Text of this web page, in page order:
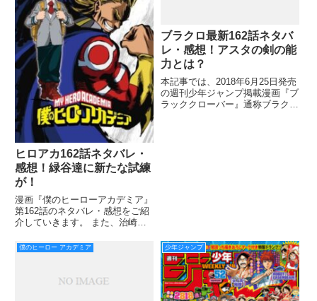
ヒロアカ162話ネタバレ・
感想！緑谷達に新たな試練
が！
漫画『僕のヒーローアカデミア』
第162話のネタバレ・感想をご紹
介していきます。 また、治崎の
簡単にご説明していきます。 前
側がポンポン死んでいきました
ブラクロ最新162話ネタバ
レ・感想！アスタの剣の能
力とは？
本記事では、2018年6月25日発売
の週刊少年ジャンプ掲載漫画『ブ
ラッククローバー』通称ブラクロ
僕のヒーロー アカデミア 少年ジャンプ